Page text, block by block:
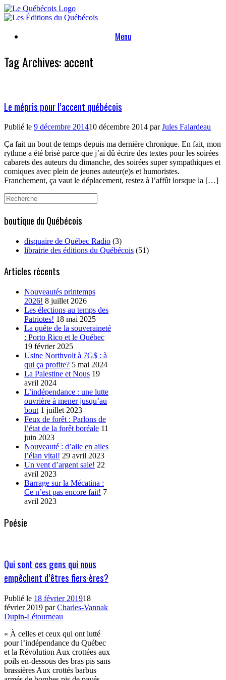
Skip
to
Menu
Tag Archives:accent
Le mépris pour l’accent québécois
Publié le 9 décembre 201410 décembre 2014 parJules Falardeau
Ça fait un bout de temps depuis ma dernière chronique. En fait, mon
rythme a été brisé parce que j’ai dû écrire des textes pour les soirées
cabarets des auteurs du dimanche, des soirées super sympathiques et
comiques avec plein de jeunes auteur(e)s et humoristes.
Franchement, ça vaut le déplacement, restez à l’affût lorsque la […]
Search
for:
boutique du Québécois
disquaire de Québec Radio (3)
librairie des éditions du Québécois (51)
Articles récents
Nouveautés printemps
2026! 8 juillet 2026
Les élections au temps des
Patriotes! 18 mai 2025
La quête de la souveraineté
: Porto Rico et le Québec
19 février 2025
Usine Northvolt à 7G$ : à
qui ça profite? 5 mai 2024
La Palestine et Nous 19
avril 2024
L’indépendance : une lutte
ouvrière à mener jusqu’au
bout 1 juillet 2023
Feux de forêt : Parlons de
l’état de la forêt boréale 11
juin 2023
Nouveauté : d’aile en ailes
l’élan vital! 29 avril 2023
Un vent d’argent sale! 22
avril 2023
Barrage sur la Mécatina :
Ce n’est pas encore fait! 7
avril 2023
Poésie
Qui sont ces gens qui nous
empêchent d’êtres fiers·ères?
Publié le 18 février 201918
février 2019 parCharles-Vannak
Dupin-Létourneau
« À celles et ceux qui ont lutté
pour l’indépendance du Québec
et la Révolution Aux crottées aux
poils en-dessous des bras pis sans
brassières Aux crottés barbus